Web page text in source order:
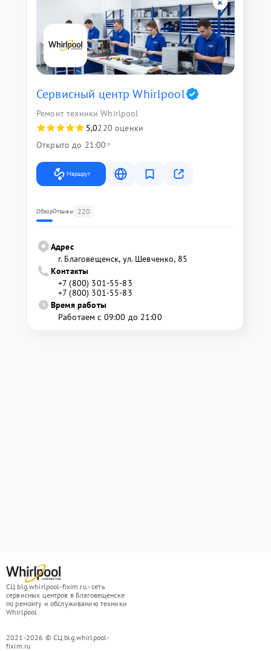
Сервисный центр Whirlpool
Ремонт техники Whirlpool
5,0220 оценки
Открыто до 21:00
Маршрут
ОбзорОтзывы 220
Адрес
г. Благовещенск, ул. Шевченко, 85
Контакты
+7 (800) 301-55-83
+7 (800) 301-55-83
Время работы
Работаем с 09:00 до 21:00
СЦ blg.whirlpool-fixim.ru - сеть
сервисных центров в Благовещенске
по ремонту и обслуживанию техники
Whirlpool
2021-2026 © СЦ blg.whirlpool-
fixim.ru